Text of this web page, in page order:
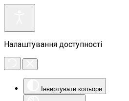
Налаштування доступності
Інвертувати кольори